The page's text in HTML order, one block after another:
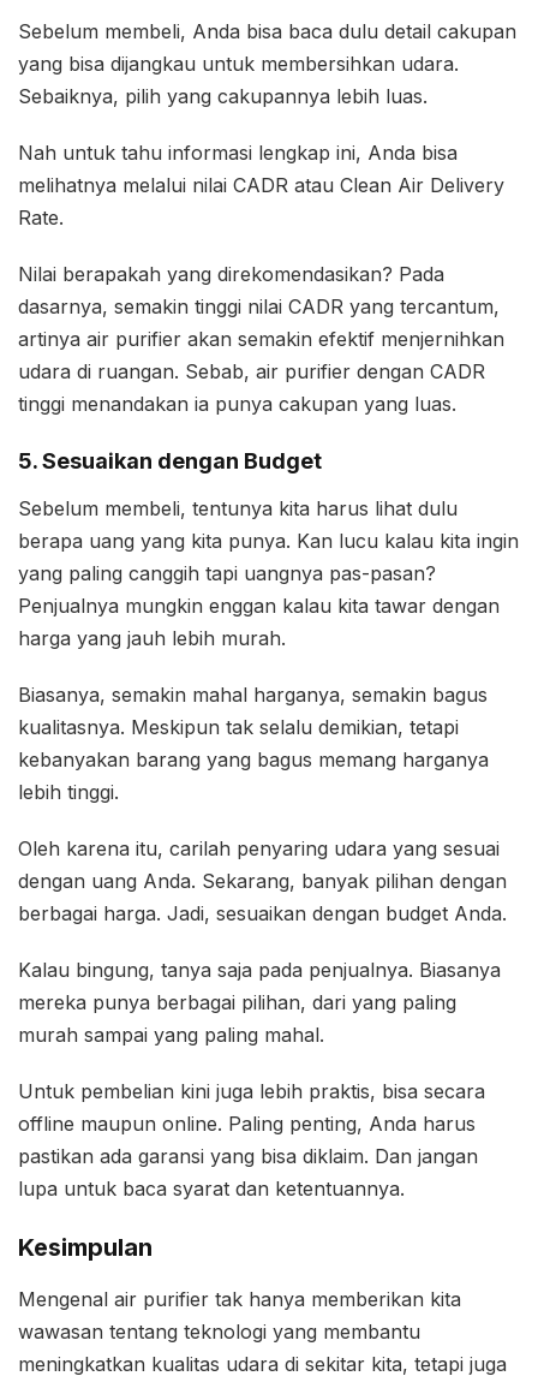
Sebelum membeli, Anda bisa baca dulu detail cakupan
yang bisa dijangkau untuk membersihkan udara.
Sebaiknya, pilih yang cakupannya lebih luas.
Nah untuk tahu informasi lengkap ini, Anda bisa
melihatnya melalui nilai CADR atau Clean Air Delivery
Rate.
Nilai berapakah yang direkomendasikan? Pada
dasarnya, semakin tinggi nilai CADR yang tercantum,
artinya air purifier akan semakin efektif menjernihkan
udara di ruangan. Sebab, air purifier dengan CADR
tinggi menandakan ia punya cakupan yang luas.
5. Sesuaikan dengan Budget
Sebelum membeli, tentunya kita harus lihat dulu
berapa uang yang kita punya. Kan lucu kalau kita ingin
yang paling canggih tapi uangnya pas-pasan?
Penjualnya mungkin enggan kalau kita tawar dengan
harga yang jauh lebih murah.
Biasanya, semakin mahal harganya, semakin bagus
kualitasnya. Meskipun tak selalu demikian, tetapi
kebanyakan barang yang bagus memang harganya
lebih tinggi.
Oleh karena itu, carilah penyaring udara yang sesuai
dengan uang Anda. Sekarang, banyak pilihan dengan
berbagai harga. Jadi, sesuaikan dengan budget Anda.
Kalau bingung, tanya saja pada penjualnya. Biasanya
mereka punya berbagai pilihan, dari yang paling
murah sampai yang paling mahal.
Untuk pembelian kini juga lebih praktis, bisa secara
offline maupun online. Paling penting, Anda harus
pastikan ada garansi yang bisa diklaim. Dan jangan
lupa untuk baca syarat dan ketentuannya.
Kesimpulan
Mengenal air purifier tak hanya memberikan kita
wawasan tentang teknologi yang membantu
meningkatkan kualitas udara di sekitar kita, tetapi juga